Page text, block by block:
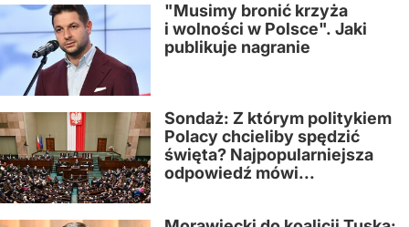
"Musimy bronić krzyża
i wolności w Polsce". Jaki
publikuje nagranie
Sondaż: Z którym politykiem
Polacy chcieliby spędzić
święta? Najpopularniejsza
odpowiedź mówi...